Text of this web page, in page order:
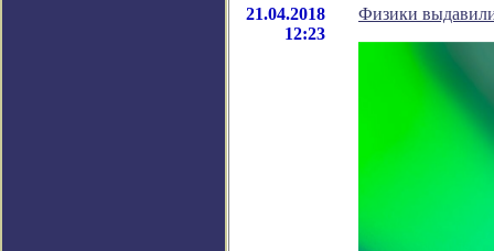
21.04.2018
12:23
Физики